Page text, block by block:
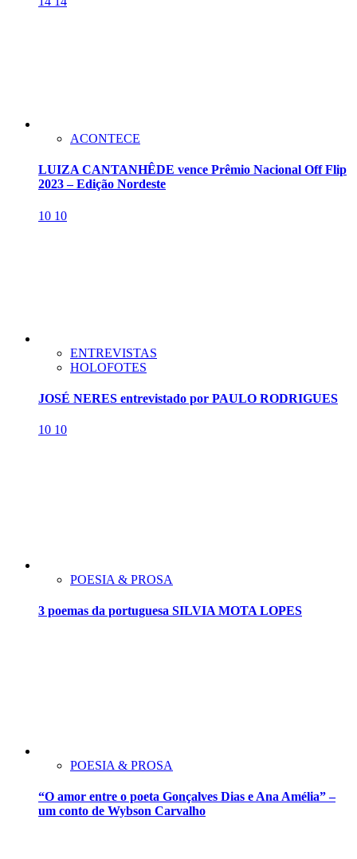
ACONTECE
LUIZA CANTANHÊDE vence Prêmio Nacional Off Flip
2023 – Edição Nordeste
10 10
ENTREVISTAS
HOLOFOTES
JOSÉ NERES entrevistado por PAULO RODRIGUES
10 10
POESIA & PROSA
3 poemas da portuguesa SILVIA MOTA LOPES
POESIA & PROSA
“O amor entre o poeta Gonçalves Dias e Ana Amélia” –
um conto de Wybson Carvalho